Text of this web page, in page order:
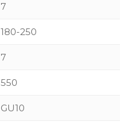
7
180-250
7
550
GU10